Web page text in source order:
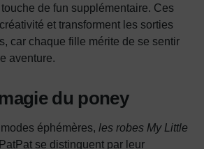
de fun supplémentaire. Ces
et transforment les sorties
car chaque fille mérite de se sentir
aventure.
du poney
éphémères, les robes My Little
se distinguent par leur